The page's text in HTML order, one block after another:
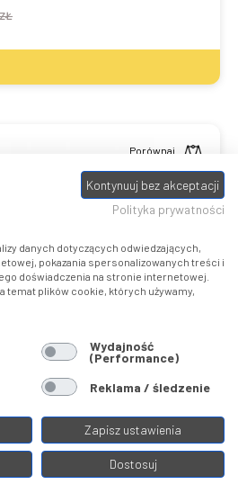
Porównaj
Kontynuuj bez akceptacji
Polityka prywatności
danych dotyczących odwiedzających,
pokazania spersonalizowanych treści i
doświadczenia na stronie internetowej.
temat plików cookie, których używamy,
Wydajność
(Performance)
Reklama / śledzenie
Zapisz ustawienia
Dostosuj